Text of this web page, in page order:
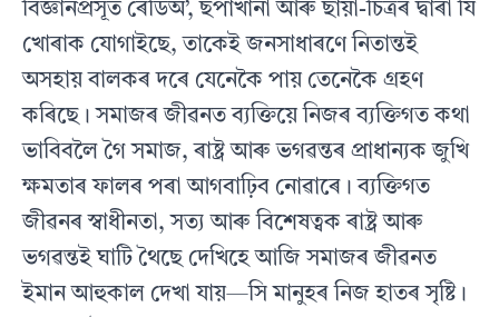
বিজ্ঞানপ্ৰসূত ৰেডিঅ’, ছপাখানা আৰু ছায়া-চিত্ৰৰ দ্বাৰা যি
খোৰাক যোগাইছে, তাকেই জনসাধাৰণে নিতান্তই
অসহায় বালকৰ দৰে যেনেকৈ পায় তেনেকৈ গ্ৰহণ
কৰিছে। সমাজৰ জীৱনত ব্যক্তিয়ে নিজৰ ব্যক্তিগত কথা
ভাবিবলৈ গৈ সমাজ, ৰাষ্ট্ৰ আৰু ভগৱন্তৰ প্ৰাধান্যক জুখি
ক্ষমতাৰ ফালৰ পৰা আগবাঢ়িব নোৱাৰে। ব্যক্তিগত
জীৱনৰ স্বাধীনতা, সত্য আৰু বিশেষত্বক ৰাষ্ট্ৰ আৰু
ভগৱন্তই ঘাটি থৈছে দেখিহে আজি সমাজৰ জীৱনত
ইমান আহুকাল দেখা যায়—সি মানুহৰ নিজ হাতৰ সৃষ্টি।